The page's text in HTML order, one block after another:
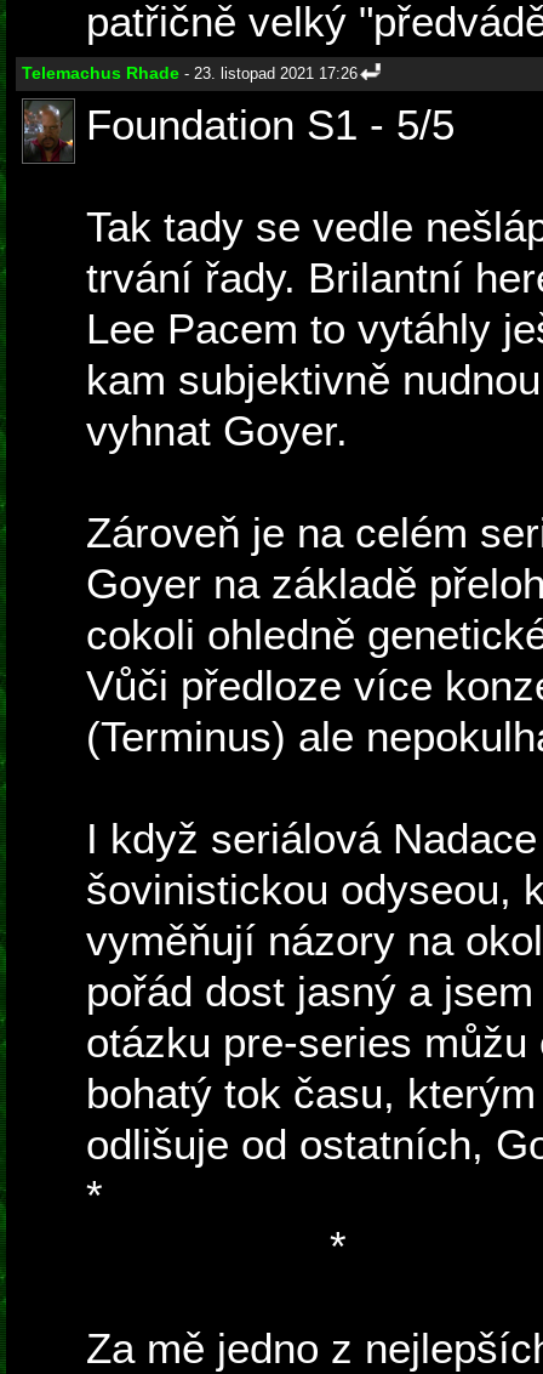
patřičně velký
Telemachus Rhade - 23. listopad 2021 17:26
Foundation S1 - 5/5
Tak tady se vedle
trvání řady. Brilantní
Lee Pacem to vytáhly
kam subjektivně
vyhnat Goyer.
Zároveň je na celém
Goyer na základě
cokoli ohledně
Vůči předloze více
(Terminus) ale
I když seriálová
šovinistickou odyseou,
vyměňují názory na
pořád dost jasný a
otázku pre-series můžu
bohatý tok času,
odlišuje od ostatních,
*
*
Za mě jedno z